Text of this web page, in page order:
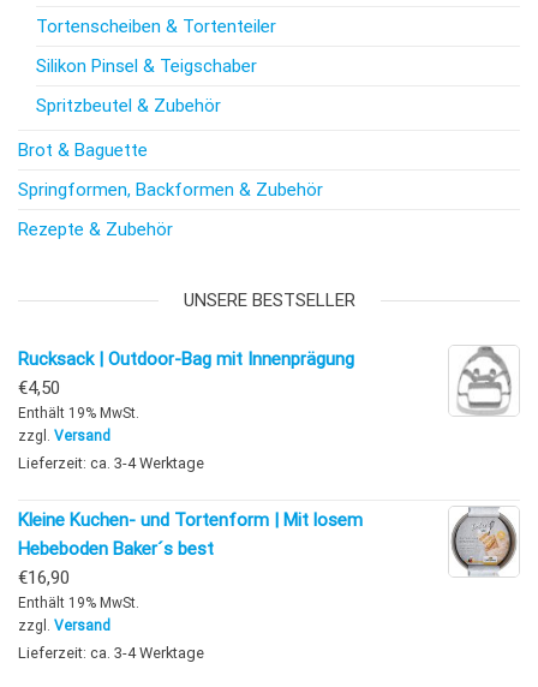
Tortenscheiben & Tortenteiler
Silikon Pinsel & Teigschaber
Spritzbeutel & Zubehör
Brot & Baguette
Springformen, Backformen & Zubehör
Rezepte & Zubehör
UNSERE BESTSELLER
Rucksack | Outdoor-Bag mit Innenprägung
€4,50
Enthält 19% MwSt.
zzgl. Versand
Lieferzeit: ca. 3-4 Werktage
Kleine Kuchen- und Tortenform | Mit losem
Hebeboden Baker´s best
€16,90
Enthält 19% MwSt.
zzgl. Versand
Lieferzeit: ca. 3-4 Werktage